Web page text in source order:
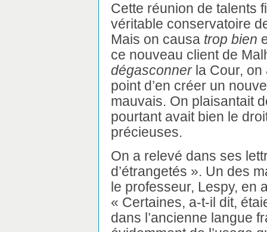
Cette réunion de talents
véritable conservatoire
Mais on causa trop bien
ce nouveau client de
dégasconnerla Cour, on
point d’en créer un
mauvais. On plaisantait
pourtant avait bien le
précieuses.
On a relevé dans ses
d’étrangetés ». Un des
le professeur, Lespy, en
« Certaines, a-t-il dit,
dans l’ancienne langue